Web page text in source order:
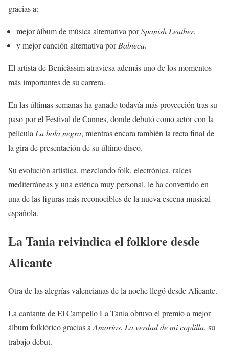
gracias a:
mejor álbum de música alternativa porSpanish Leather,
y mejor canción alternativa porBabieca.
El artista de Benicàssim atraviesa además uno de los momentos
más importantes de su carrera.
En las últimas semanas ha ganado todavía más proyección tras su
paso por el Festival de Cannes, donde debutó como actor con la
película La bola negra, mientras encara también la recta final de
la gira de presentación de su último disco.
Su evolución artística, mezclando folk, electrónica, raíces
mediterráneas y una estética muy personal, le ha convertido en
una de las figuras más reconocibles de la nueva escena musical
española.
La Tania reivindica el folklore desde
Alicante
Otra de las alegrías valencianas de la noche llegó desde Alicante.
La cantante de El Campello La Tania obtuvo el premio a mejor
álbum folklórico gracias a Amoríos. La verdad de mi coplilla, su
trabajo debut.